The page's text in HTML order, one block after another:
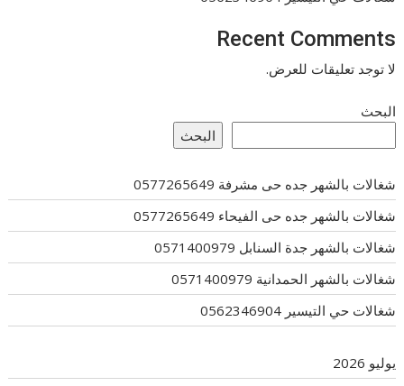
Recent Comments
لا توجد تعليقات للعرض.
البحث
البحث
شغالات بالشهر جده حى مشرفة 0577265649
شغالات بالشهر جده حى الفيحاء 0577265649
شغالات بالشهر جدة السنابل 0571400979
شغالات بالشهر الحمدانية 0571400979
شغالات حي التيسير 0562346904
يوليو 2026